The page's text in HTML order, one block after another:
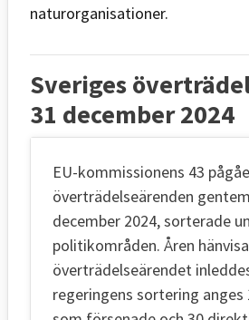
naturorganisationer.
Sveriges
31 december 2024
EU-kommissionens 43
överträdelseärenden
december 2024, sorterade
politikområden. Åren
överträdelseärendet
regeringens sortering